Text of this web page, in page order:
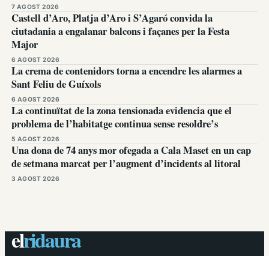
7 AGOST 2026
Castell d’Aro, Platja d’Aro i S’Agaró convida la
ciutadania a engalanar balcons i façanes per la Festa
Major
6 AGOST 2026
La crema de contenidors torna a encendre les alarmes a
Sant Feliu de Guíxols
6 AGOST 2026
La continuïtat de la zona tensionada evidencia que el
problema de l’habitatge continua sense resoldre’s
5 AGOST 2026
Una dona de 74 anys mor ofegada a Cala Maset en un cap
de setmana marcat per l’augment d’incidents al litoral
3 AGOST 2026
elridaura